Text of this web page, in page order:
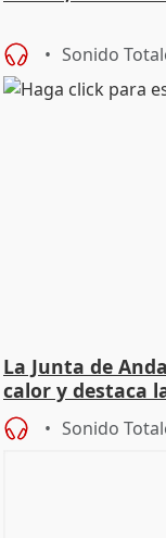
Sonido
La Junta de
calor y destaca
Sonido